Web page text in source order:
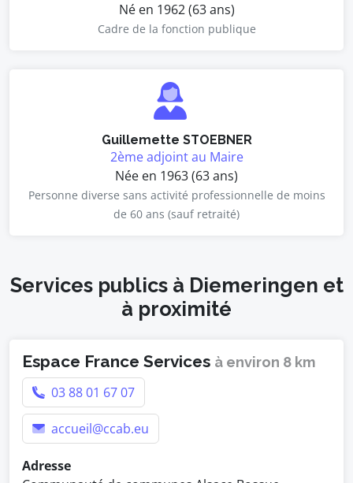
Né en 1962 (63 ans)
Cadre de la fonction publique
Guillemette STOEBNER
2ème adjoint au Maire
Née en 1963 (63 ans)
Personne diverse sans activité professionnelle de moins
de 60 ans (sauf retraité)
Services publics à Diemeringen et
à proximité
Espace France Services à environ 8 km
03 88 01 67 07
accueil@ccab.eu
Adresse